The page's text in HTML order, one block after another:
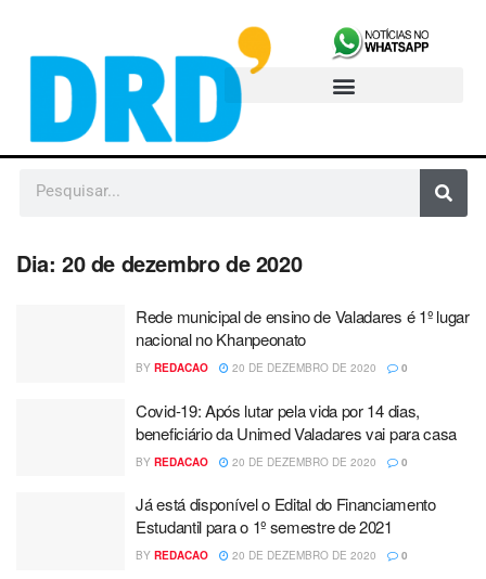
Dia: 20 de dezembro de 2020
Rede municipal de ensino de Valadares é 1º lugar
nacional no Khanpeonato
BY REDACAO 20 DE DEZEMBRO DE 2020 0
Covid-19: Após lutar pela vida por 14 dias,
beneficiário da Unimed Valadares vai para casa
BY REDACAO 20 DE DEZEMBRO DE 2020 0
Já está disponível o Edital do Financiamento
Estudantil para o 1º semestre de 2021
BY REDACAO 20 DE DEZEMBRO DE 2020 0